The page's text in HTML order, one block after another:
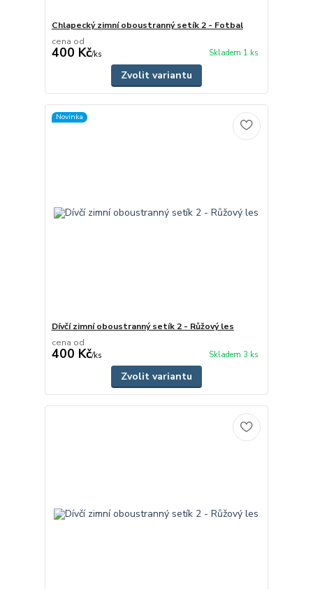
Chlapecký zimní oboustranný setík 2 - Fotbal
cena od
400 Kč/ks Skladem 1 ks
Zvolit variantu
Novinka
Dívčí zimní oboustranný setík 2 - Růžový les
cena od
400 Kč/ks Skladem 3 ks
Zvolit variantu